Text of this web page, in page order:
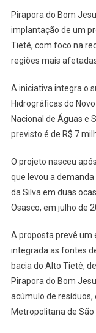
Pirapora do Bom
implantação de um
Tietê, com foco na
regiões mais
A iniciativa integra o
Hidrográficas do
Nacional de Águas e
previsto é de R$ 7
O projeto nasceu
que levou a
da Silva em duas
Osasco, em julho de
A proposta prevê um
integrada as fontes
bacia do Alto Tietê,
Pirapora do Bom
acúmulo de
Metropolitana de São